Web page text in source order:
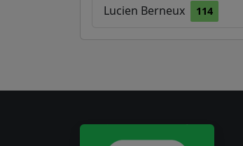
Lucien Berneux 114